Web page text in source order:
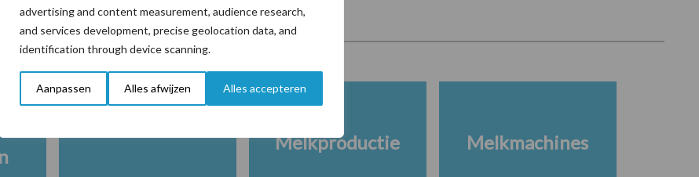
advertising and content measurement, audience research,
and services development, precise geolocation data, and
identification through device scanning.
Aanpassen Alles afwijzen Alles accepteren
Veevoer Wet en regelgeving
Melkproductie Melkmachines